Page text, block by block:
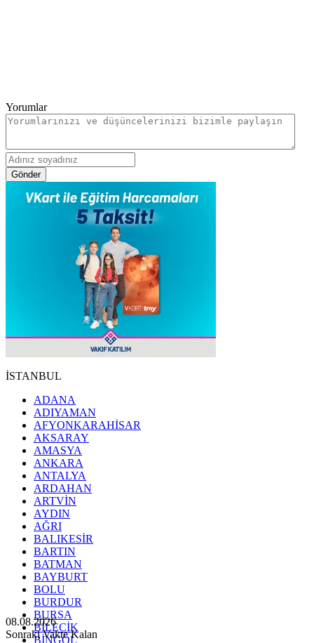
Yorumlar
Gönder
İSTANBUL
ADANA
ADIYAMAN
AFYONKARAHİSAR
AKSARAY
AMASYA
ANKARA
ANTALYA
ARDAHAN
ARTVİN
AYDIN
AĞRI
BALIKESİR
BARTIN
BATMAN
BAYBURT
BOLU
BURDUR
BURSA
BİLECİK
BİNGÖL
08.08.2026
Sonraki Vakte Kalan